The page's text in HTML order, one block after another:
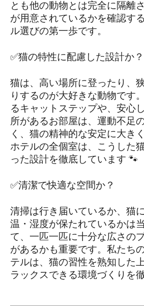
とも他の動物とは完全に隔離
が用意されているかを確認す
ル選びの第一歩です。
✅猫の特性に配慮した設計か？
猫は、高い場所に登ったり、
りするのが大好きな動物です
るキャットステップや、安心
所があるお部屋は、運動不足
く、猫の精神的な安定に大き
ホテルの全個室は、こうした
った設計を徹底しています 🐾
✅清潔で快適な空間か？
清掃は行き届いているか、猫
温・湿度が保たれているかは
て、一匹一匹に十分な広さの
があるかも重要です。私たち
テルは、猫の習性を熟知した
ラックスできる環境づくりを